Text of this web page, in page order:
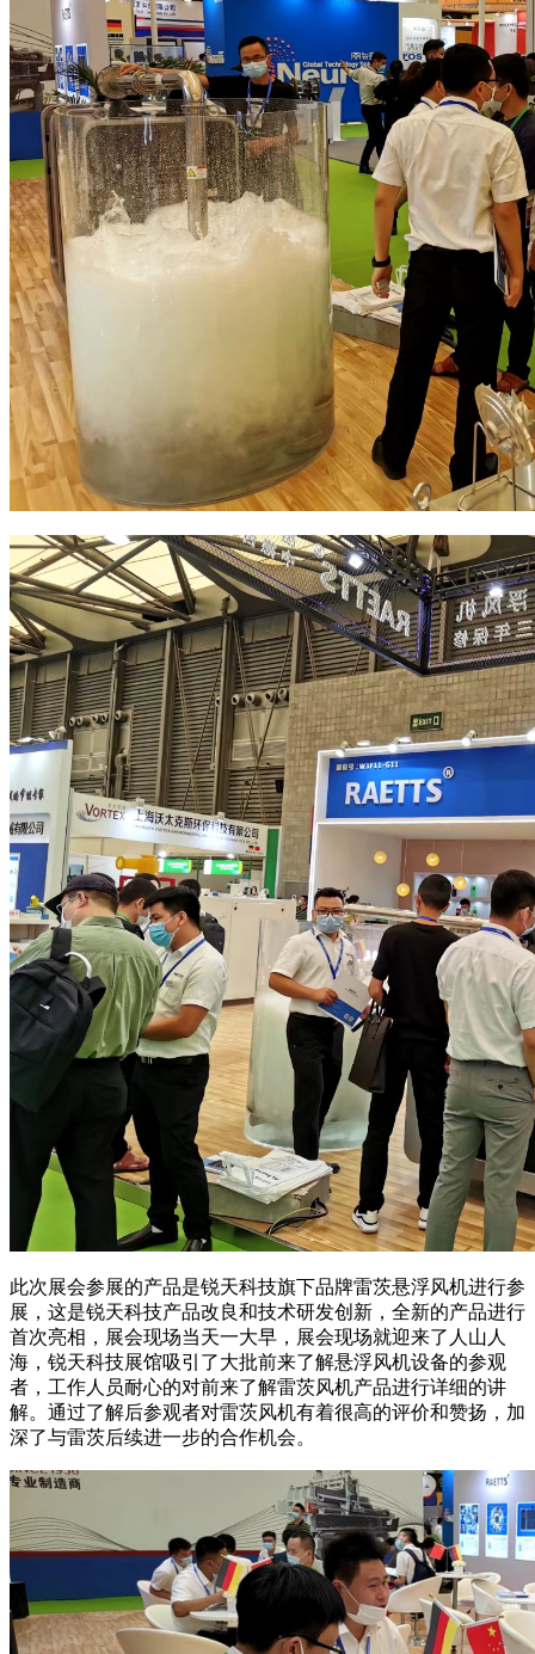
此次展会参展的产品是锐天科技旗下品牌雷茨悬浮风机进行参
展，这是锐天科技产品改良和技术研发创新，全新的产品进行
首次亮相，展会现场当天一大早，展会现场就迎来了人山人
海，锐天科技展馆吸引了大批前来了解悬浮风机设备的参观
者，工作人员耐心的对前来了解雷茨风机产品进行详细的讲
解。通过了解后参观者对雷茨风机有着很高的评价和赞扬，加
深了与雷茨后续进一步的合作机会。